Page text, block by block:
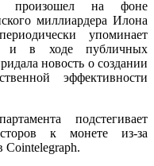
произошел на фоне
миллиардера Илона
упоминает
и в ходе публичных
новость о создании
эффективности
подстегивает
к монете из-за
Cointelegraph.